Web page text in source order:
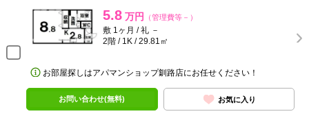
5.8 万円 （管理費等－）
敷 1ヶ月 / 礼 －
2階 / 1K / 29.81㎡
お部屋探しはアパマンショップ釧路店にお任せください！
お問い合わせ(無料) お気に入り